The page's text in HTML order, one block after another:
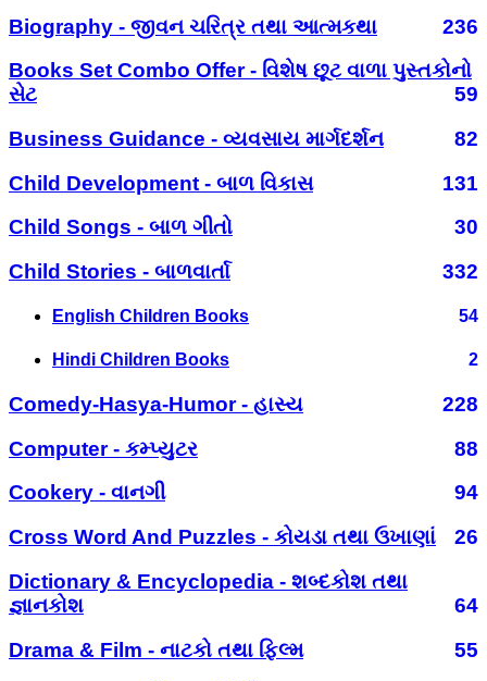
Biography - જીવન ચરિત્ર તથા આત્મકથા
236
Books Set Combo Offer - વિશેષ છૂટ વાળા પુસ્તકોનો
સેટ
59
Business Guidance - વ્યવસાય માર્ગદર્શન
82
Child Development - બાળ વિકાસ
131
Child Songs - બાળ ગીતો
30
Child Stories - બાળવાર્તા
332
English Children Books 54
Hindi Children Books 2
Comedy-Hasya-Humor - હાસ્ય
228
Computer - કમ્પ્યુટર
88
Cookery - વાનગી
94
Cross Word And Puzzles - કોયડા તથા ઉખાણાં
26
Dictionary & Encyclopedia - શબ્દકોશ તથા
જ્ઞાનકોશ
64
Drama & Film - નાટકો તથા ફિલ્મ
55